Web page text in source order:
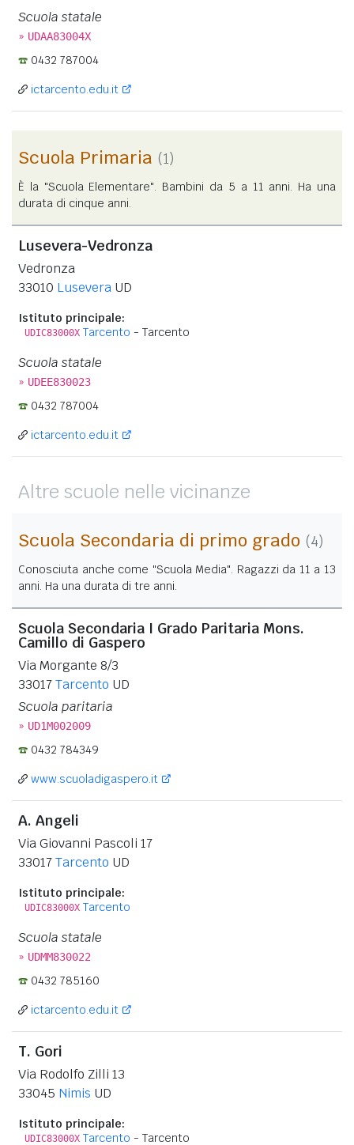
Scuola statale
» UDAA83004X
0432 787004
ictarcento.edu.it
Scuola Primaria (1)
È la "Scuola Elementare". Bambini da 5 a 11 anni. Ha una
durata di cinque anni.
Lusevera-Vedronza
Vedronza
33010 Lusevera UD
Istituto principale:
UDIC83000X Tarcento - Tarcento
Scuola statale
» UDEE830023
0432 787004
ictarcento.edu.it
Altre scuole nelle vicinanze
Scuola Secondaria di primo grado (4)
Conosciuta anche come "Scuola Media". Ragazzi da 11 a 13
anni. Ha una durata di tre anni.
Scuola Secondaria I Grado Paritaria Mons.
Camillo di Gaspero
Via Morgante 8/3
33017Tarcento UD
Scuola paritaria
» UD1M002009
0432 784349
www.scuoladigaspero.it
A. Angeli
Via Giovanni Pascoli 17
33017Tarcento UD
Istituto principale:
UDIC83000X Tarcento
Scuola statale
» UDMM830022
0432 785160
ictarcento.edu.it
T. Gori
Via Rodolfo Zilli 13
33045 Nimis UD
Istituto principale:
UDIC83000X Tarcento - Tarcento